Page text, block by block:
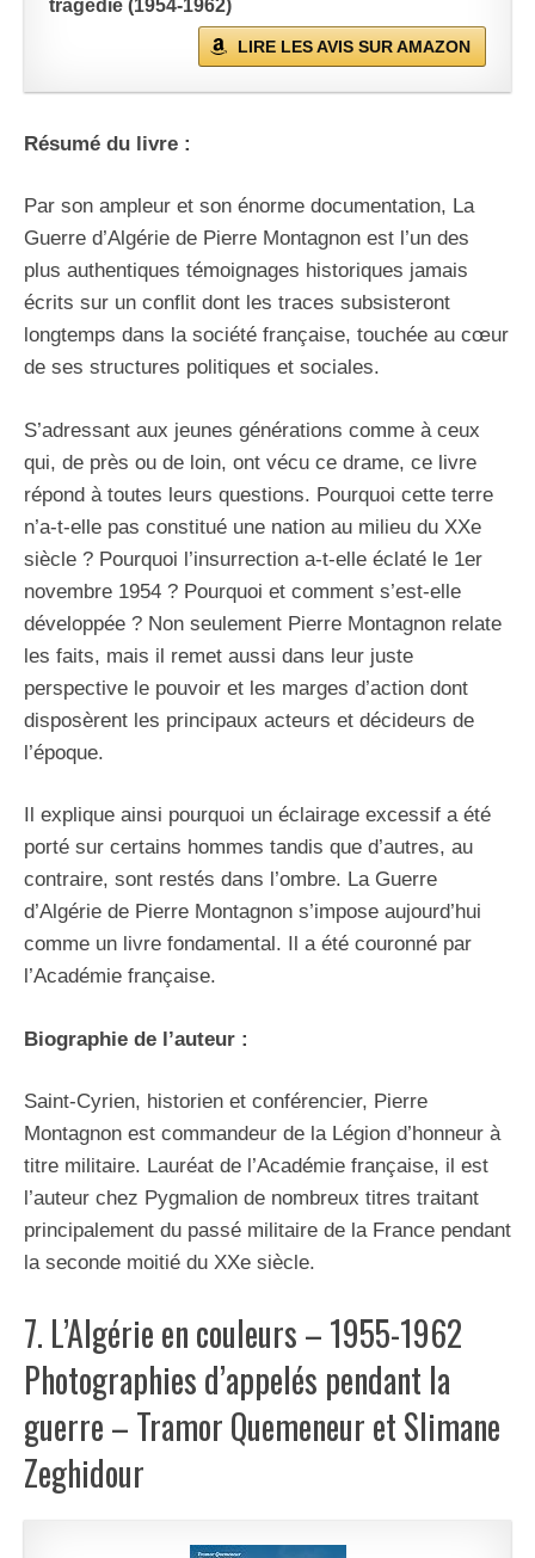
tragédie (1954-1962)
LIRE LES AVIS SUR AMAZON
Résumé du livre :
Par son ampleur et son énorme documentation, La
Guerre d’Algérie de Pierre Montagnon est l’un des
plus authentiques témoignages historiques jamais
écrits sur un conflit dont les traces subsisteront
longtemps dans la société française, touchée au cœur
de ses structures politiques et sociales.
S’adressant aux jeunes générations comme à ceux
qui, de près ou de loin, ont vécu ce drame, ce livre
répond à toutes leurs questions. Pourquoi cette terre
n’a-t-elle pas constitué une nation au milieu du XXe
siècle ? Pourquoi l’insurrection a-t-elle éclaté le 1er
novembre 1954 ? Pourquoi et comment s’est-elle
développée ? Non seulement Pierre Montagnon relate
les faits, mais il remet aussi dans leur juste
perspective le pouvoir et les marges d’action dont
disposèrent les principaux acteurs et décideurs de
l’époque.
Il explique ainsi pourquoi un éclairage excessif a été
porté sur certains hommes tandis que d’autres, au
contraire, sont restés dans l’ombre. La Guerre
d’Algérie de Pierre Montagnon s’impose aujourd’hui
comme un livre fondamental. Il a été couronné par
l’Académie française.
Biographie de l’auteur :
Saint-Cyrien, historien et conférencier, Pierre
Montagnon est commandeur de la Légion d’honneur à
titre militaire. Lauréat de l’Académie française, il est
l’auteur chez Pygmalion de nombreux titres traitant
principalement du passé militaire de la France pendant
la seconde moitié du XXe siècle.
7. L’Algérie en couleurs – 1955-1962
Photographies d’appelés pendant la
guerre – Tramor Quemeneur et Slimane
Zeghidour